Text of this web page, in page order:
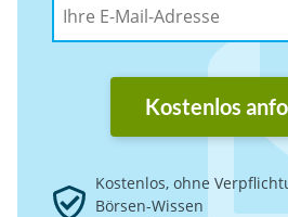
Kostenlos
Kostenlos, ohne
Börsen-Wissen